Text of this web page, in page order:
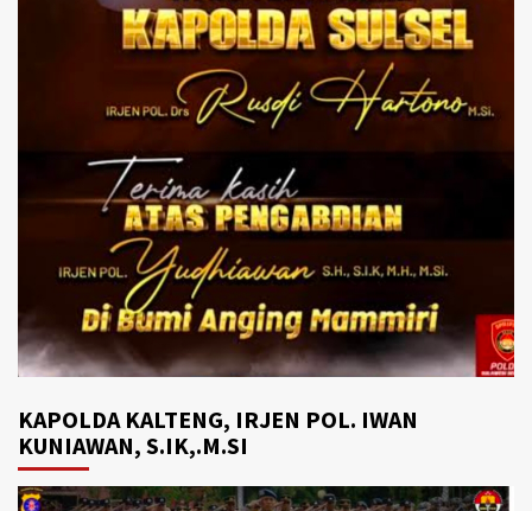
KAPOLDA KALTENG, IRJEN POL. IWAN
KUNIAWAN, S.IK,.M.SI